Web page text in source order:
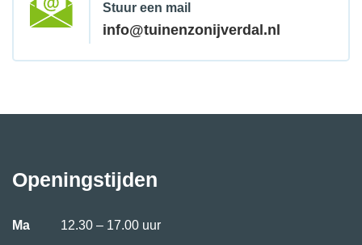
Stuur een mail
info@tuinenzonijverdal.nl
Openingstijden
Ma 12.30 – 17.00 uur